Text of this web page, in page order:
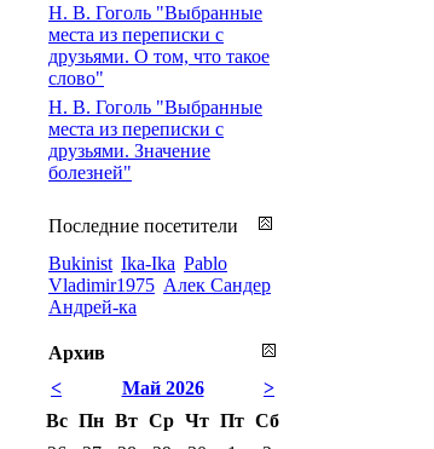
Н. В. Гоголь "Выбранные
места из переписки с
друзьями. О том, что такое
слово"
Н. В. Гоголь "Выбранные
места из переписки с
друзьями. Значение
болезней"
Последние посетители
Bukinist Ika-Ika Pablo
Vladimir1975 Алек Сандер
Андрей-ка
Архив
<
>
Май 2026
Вс Пн Вт Ср Чт Пт Сб